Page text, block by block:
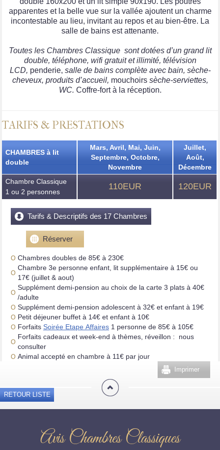
apparentes et la belle vue sur la vallée ajoutent un charme
incontestable au lieu, invitant au repos et au bien-être. La
salle de bains est attenante.
Toutes les Chambres Classique sont dotées d’un grand lit
double, téléphone, wifi gratuit et illimité, télévision
LCD, penderie, salle de bains complète avec bain, sèche-
cheveux, produits d’accueil, mouchoirssèche-serviettes,
WC. Coffre-fort à la réception.
TARIFS & PRESTATIONS
CHAMBRES à lit
double
Mars, Avril, Mai, Juin,
Septembre, Octobre,
Novembre
Juillet,
Août,
Décembre
Chambre Classique
1 ou 2 personnes
110EUR 120EUR
Tarifs & Descriptifs des 17 Chambres
Réserver
Chambres doubles de 85€ à 230€
Chambre 3e personne enfant, lit supplémentaire à 15€ ou
17€ (juillet & aout)
Supplément demi-pension au choix de la carte 3 plats à 40€
/adulte
Supplément demi-pension adolescent à 32€ et enfant à 19€
Petit déjeuner buffet à 14€ et enfant à 10€
Forfaits Soirée Etape Affaires 1 personne de 85€ à 105€
Forfaits cadeaux et week-end à thèmes, réveillon : nous
consulter
Animal accepté en chambre à 11€ par jour
Imprimer
RETOUR LISTE
Avis Chambres Classiques